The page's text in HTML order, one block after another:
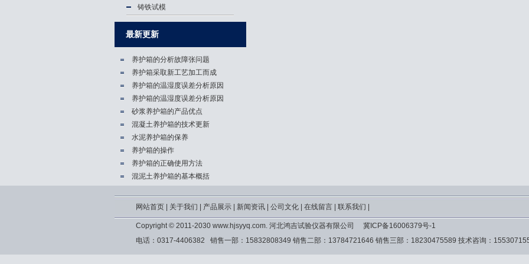
铸铁试模
最新更新
养护箱的分析故障张问题
养护箱​采取新工艺加工而成
养护箱的温湿度误差分析原因
养护箱的温湿度误差分析原因
砂浆养护箱的产品优点
混凝土养护箱的技术更新
水泥养护箱的保养
养护箱的操作
养护箱的正确使用方法
混泥土养护箱的基本概括
网站首页| 关于我们 产品展示| 新闻资讯| 公司文化| 在线留言| 联系我们
Copyright © 2011-2030 www.hjsyyq.com. 河北鸿吉试验仪器有限公司
冀ICP备16006379号-1
电话：0317-4406382 销售一部：15832808349 销售二部：13784721646 销售三部：18230475589 技术咨询：